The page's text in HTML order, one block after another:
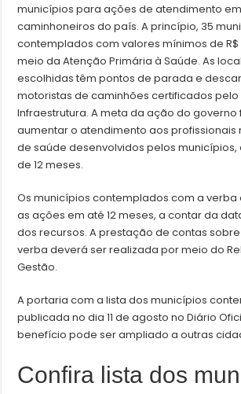
municípios para ações de atendimento
caminhoneiros do país. A princípio, 35
contemplados com valores mínimos de
meio da Atenção Primária à Saúde. As
escolhidas têm pontos de parada e
motoristas de caminhões certificados pelo
Infraestrutura. A meta da ação do governo
aumentar o atendimento aos profissionais
de saúde desenvolvidos pelos
de 12 meses.
Os municípios contemplados com a
as ações em até 12 meses, a contar da
dos recursos. A prestação de contas
verba deverá ser realizada por meio do
Gestão.
A portaria com a lista dos municípios
publicada no dia 11 de agosto no Diário
benefício pode ser ampliado a outras
Confira lista dos